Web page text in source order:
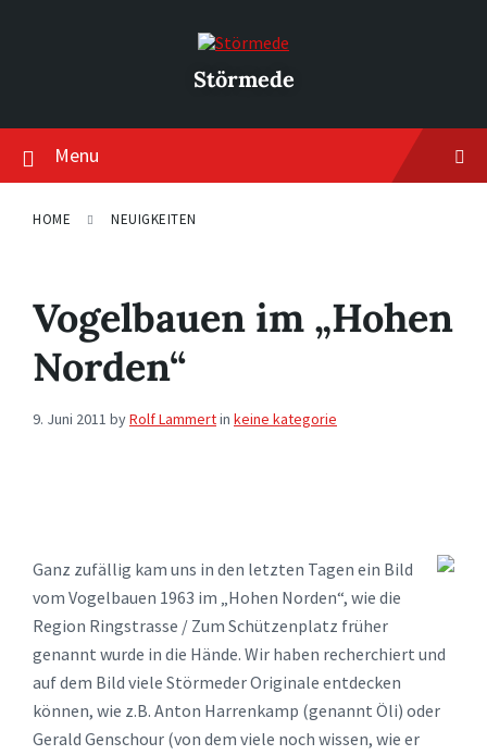
Störmede
Menu
HOME NEUIGKEITEN
Vogelbauen im „Hohen
Norden“
9. Juni 2011 byRolf Lammertin keine kategorie
Ganz zufällig kam uns in den letzten Tagen ein Bild
vom Vogelbauen 1963 im „Hohen Norden“, wie die
Region Ringstrasse / Zum Schützenplatz früher
genannt wurde in die Hände. Wir haben recherchiert und
auf dem Bild viele Störmeder Originale entdecken
können, wie z.B. Anton Harrenkamp (genannt Öli) oder
Gerald Genschour (von dem viele noch wissen, wie er